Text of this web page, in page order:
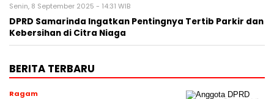
Senin, 8 September 2025 - 14:31 WIB
DPRD Samarinda Ingatkan Pentingnya Tertib Parkir dan
Kebersihan di Citra Niaga
BERITA TERBARU
Ragam